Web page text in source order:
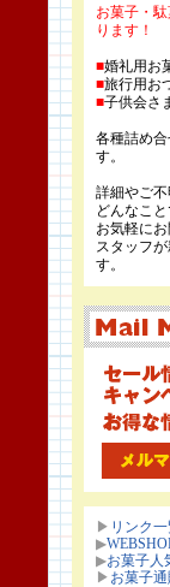
お菓子・
ります！
■婚礼用お
■旅行用お
■子供会さ
各種詰め
す。
詳細やご不
どんなこと
お気軽にお
スタッフ
す。
▶ リンク
▶
▶お菓子人
▶ お菓子